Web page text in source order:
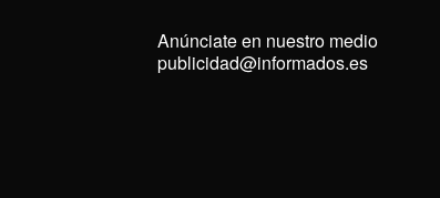
Anúnciate en nuestro medio
publicidad@informados.es